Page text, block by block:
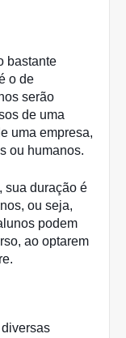
bastante
o de
serão
de uma
uma empresa,
ou humanos.
sua duração é
ou seja,
podem
ao optarem